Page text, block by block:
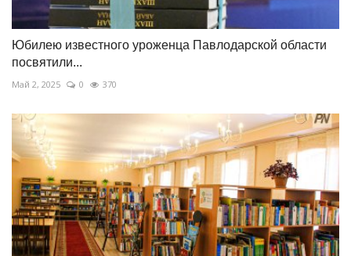
Юбилею известного уроженца Павлодарской области
посвятили...
Май 2, 2025 0 370